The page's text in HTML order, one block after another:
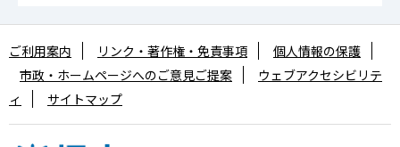
ご利用案内 リンク・著作権・免責事項
個人情報の保護
市政・ホームページへのご意見ご提案
ウェブアクセシビリテ
ィ
サイトマップ